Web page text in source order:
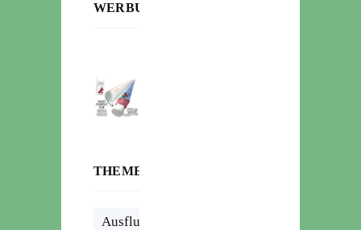
WERBUNG:
THEMENWOLKE
Ausflug